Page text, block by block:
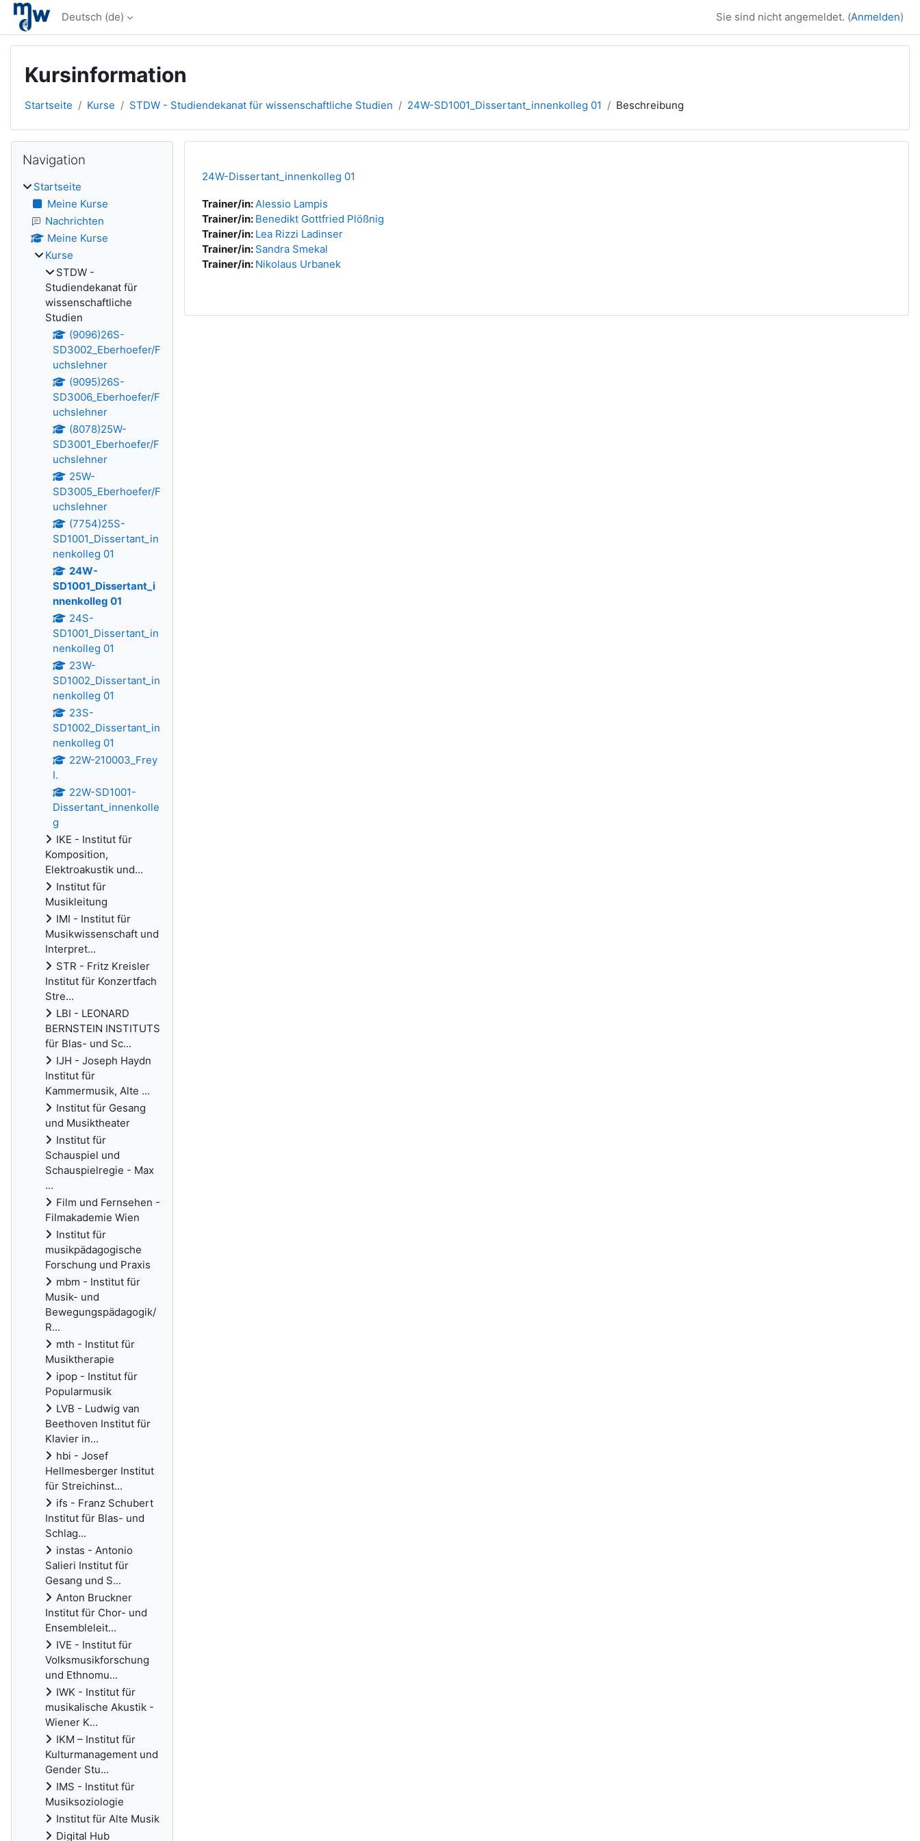
Zum Hauptinhalt
Deutsch ‎(de)‎ Sie sind nicht angemeldet. (Anmelden)
Kursinformation
Startseite Kurse STDW - Studiendekanat für wissenschaftliche Studien 24W-SD1001_Dissertant_innenkolleg 01 Beschreibung
24W-Dissertant_innenkolleg 01
Trainer/in:Alessio Lampis
Trainer/in: Benedikt Gottfried Plößnig
Trainer/in: Lea Rizzi Ladinser
Trainer/in: Sandra Smekal
Trainer/in: Nikolaus Urbanek
Blöcke
Navigation
Startseite
Meine Kurse
Nachrichten
Meine Kurse
Kurse
STDW -
Studiendekanat für
wissenschaftliche
Studien
(9096)26S-
SD3002_Eberhoefer/F
uchslehner
(9095)26S-
SD3006_Eberhoefer/F
uchslehner
(8078)25W-
SD3001_Eberhoefer/F
uchslehner
25W-
SD3005_Eberhoefer/F
uchslehner
(7754)25S-
SD1001_Dissertant_in
nenkolleg 01
24W-
SD1001_Dissertant_i
nnenkolleg 01
24S-
SD1001_Dissertant_in
nenkolleg 01
23W-
SD1002_Dissertant_in
nenkolleg 01
23S-
SD1002_Dissertant_in
nenkolleg 01
22W-210003_Frey
I.
22W-SD1001-
Dissertant_innenkolle
g
IKE - Institut für
Komposition,
Elektroakustik und...
Institut für
Musikleitung
IMI - Institut für
Musikwissenschaft und
Interpret...
STR - Fritz Kreisler
Institut für Konzertfach
Stre...
LBI - LEONARD
BERNSTEIN INSTITUTS
für Blas- und Sc...
IJH - Joseph Haydn
Institut für
Kammermusik, Alte ...
Institut für Gesang
und Musiktheater
Institut für
Schauspiel und
Schauspielregie - Max
...
Film und Fernsehen -
Filmakademie Wien
Institut für
musikpädagogische
Forschung und Praxis
mbm - Institut für
Musik- und
Bewegungspädagogik/
R...
mth - Institut für
Musiktherapie
ipop - Institut für
Popularmusik
LVB - Ludwig van
Beethoven Institut für
Klavier in...
hbi - Josef
Hellmesberger Institut
für Streichinst...
ifs - Franz Schubert
Institut für Blas- und
Schlag...
instas - Antonio
Salieri Institut für
Gesang und S...
Anton Bruckner
Institut für Chor- und
Ensembleleit...
IVE - Institut für
Volksmusikforschung
und Ethnomu...
IWK - Institut für
musikalische Akustik -
Wiener K...
IKM – Institut für
Kulturmanagement und
Gender Stu...
IMS - Institut für
Musiksoziologie
Institut für Alte Musik
Digital Hub